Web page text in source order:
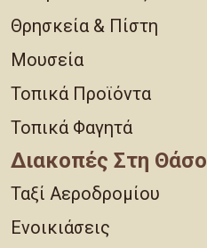
Θρησκεία & Πίστη
Μουσεία
Τοπικά Προϊόντα
Τοπικά Φαγητά
Διακοπές Στη Θάσο
Ταξί Αεροδρομίου
Ενοικιάσεις